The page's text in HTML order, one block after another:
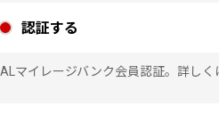
認証する
マイレージバンク会員認証。詳しく